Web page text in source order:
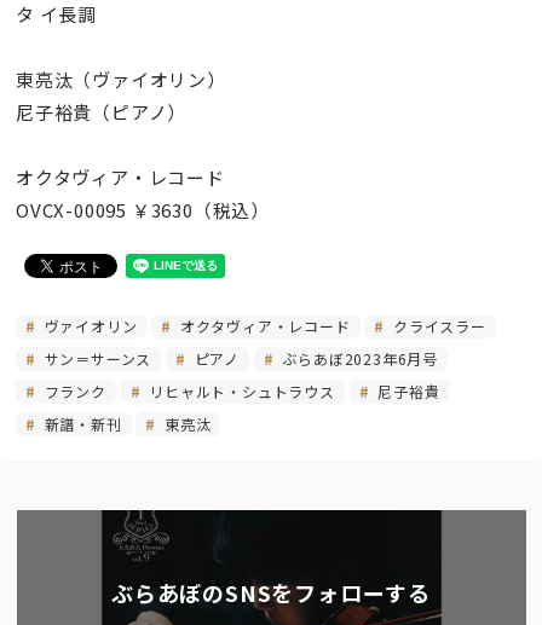
タ イ長調
東亮汰（ヴァイオリン）
尼子裕貴（ピアノ）
オクタヴィア・レコード
OVCX-00095 ￥3630（税込）
ヴァイオリン オクタヴィア・レコード
クライスラー
サン＝サーンス
ピアノ
ぶらあぼ2023年6月号
フランク
リヒャルト・シュトラウス
尼子裕貴
新譜・新刊
東亮汰
ぶらあぼのSNSをフォローする